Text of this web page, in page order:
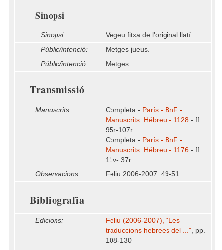
Sinopsi
Sinopsi:
Vegeu fitxa de l'original llatí.
Públic/intenció:
Metges jueus.
Públic/intenció:
Metges
Transmissió
Manuscrits: Completa - París - BnF -
Manuscrits: Hébreu - 1128 - ff.
95r-107r
Completa - París - BnF -
Manuscrits: Hébreu - 1176 - ff.
11v- 37r
Observacions:
Feliu 2006-2007: 49-51.
Bibliografia
Edicions:
Feliu (2006-2007), "Les
traduccions hebrees del ...", pp.
108-130